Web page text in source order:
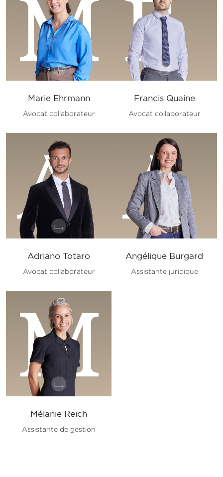
M
Marie Ehrmann
Avocat collaborateur
F
Francis Quaine
Avocat collaborateur
A
Adriano Totaro
Avocat collaborateur
A
Angélique Burgard
Assistante juridique
M
Mélanie Reich
Assistante de gestion